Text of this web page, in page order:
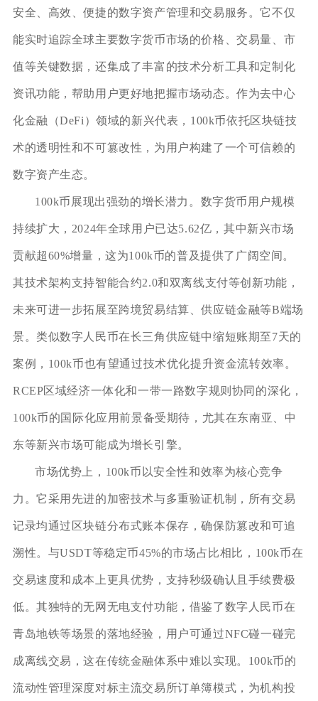
安全、高效、便捷的数字资产管理和交易服务。它不仅
能实时追踪全球主要数字货币市场的价格、交易量、市
值等关键数据，还集成了丰富的技术分析工具和定制化
资讯功能，帮助用户更好地把握市场动态。作为去中心
化金融（DeFi）领域的新兴代表，100k币依托区块链技
术的透明性和不可篡改性，为用户构建了一个可信赖的
数字资产生态。
100k币展现出强劲的增长潜力。数字货币用户规模
持续扩大，2024年全球用户已达5.62亿，其中新兴市场
贡献超60%增量，这为100k币的普及提供了广阔空间。
其技术架构支持智能合约2.0和双离线支付等创新功能，
未来可进一步拓展至跨境贸易结算、供应链金融等B端场
景。类似数字人民币在长三角供应链中缩短账期至7天的
案例，100k币也有望通过技术优化提升资金流转效率。
RCEP区域经济一体化和一带一路数字规则协同的深化，
100k币的国际化应用前景备受期待，尤其在东南亚、中
东等新兴市场可能成为增长引擎。
市场优势上，100k币以安全性和效率为核心竞争
力。它采用先进的加密技术与多重验证机制，所有交易
记录均通过区块链分布式账本保存，确保防篡改和可追
溯性。与USDT等稳定币45%的市场占比相比，100k币在
交易速度和成本上更具优势，支持秒级确认且手续费极
低。其独特的无网无电支付功能，借鉴了数字人民币在
青岛地铁等场景的落地经验，用户可通过NFC碰一碰完
成离线交易，这在传统金融体系中难以实现。100k币的
流动性管理深度对标主流交易所订单簿模式，为机构投